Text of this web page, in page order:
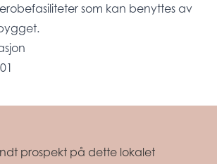
som kan benyttes av
prospekt på dette lokalet